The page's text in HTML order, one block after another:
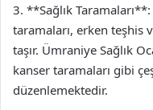
3. **Sağlık
taramaları, erken teşhis
taşır. Ümraniye Sağlık
kanser taramaları gibi
düzenlemektedir.